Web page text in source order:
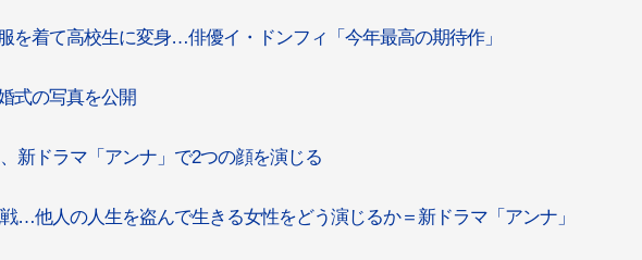
を着て高校生に変身…俳優イ・ドンフィ「今年最高の期待作」
式の写真を公開
新ドラマ「アンナ」で2つの顔を演じる
…他人の人生を盗んで生きる女性をどう演じるか＝新ドラマ「アンナ」